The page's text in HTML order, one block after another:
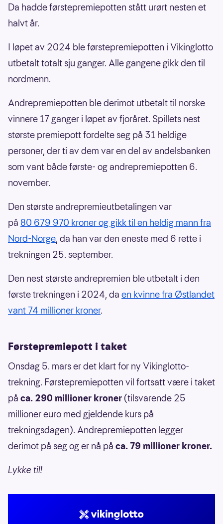
Da hadde førstepremiepotten stått urørt nesten et
halvt år.
I løpet av 2024 ble førstepremiepotten i Vikinglotto
utbetalt totalt sju ganger. Alle gangene gikk den til
nordmenn.
Andrepremiepotten ble derimot utbetalt til norske
vinnere 17 ganger i løpet av fjoråret. Spillets nest
største premiepott fordelte seg på 31 heldige
personer, der ti av dem var en del av andelsbanken
som vant både første- og andrepremiepotten 6.
november.
Den største andrepremieutbetalingen var
på 80 679 970 kroner og gikk til en heldig mann fra
Nord-Norge, da han var den eneste med 6 rette i
trekningen 25. september.
Den nest største andrepremien ble utbetalt i den
første trekningen i 2024, da en kvinne fra Østlandet
vant 74 millioner kroner.
Førstepremiepott i taket
Onsdag 5. mars er det klart for ny Vikinglotto-
trekning. Førstepremiepotten vil fortsatt være i taket
på ca. 290 millioner kroner (tilsvarende 25
millioner euro med gjeldende kurs på
trekningsdagen). Andrepremiepotten legger
derimot på seg og er nå på ca. 79 millioner kroner.
Lykke til!